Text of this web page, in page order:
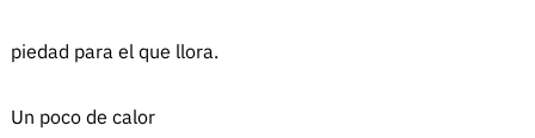
piedad para el que llora.
Un poco de calor